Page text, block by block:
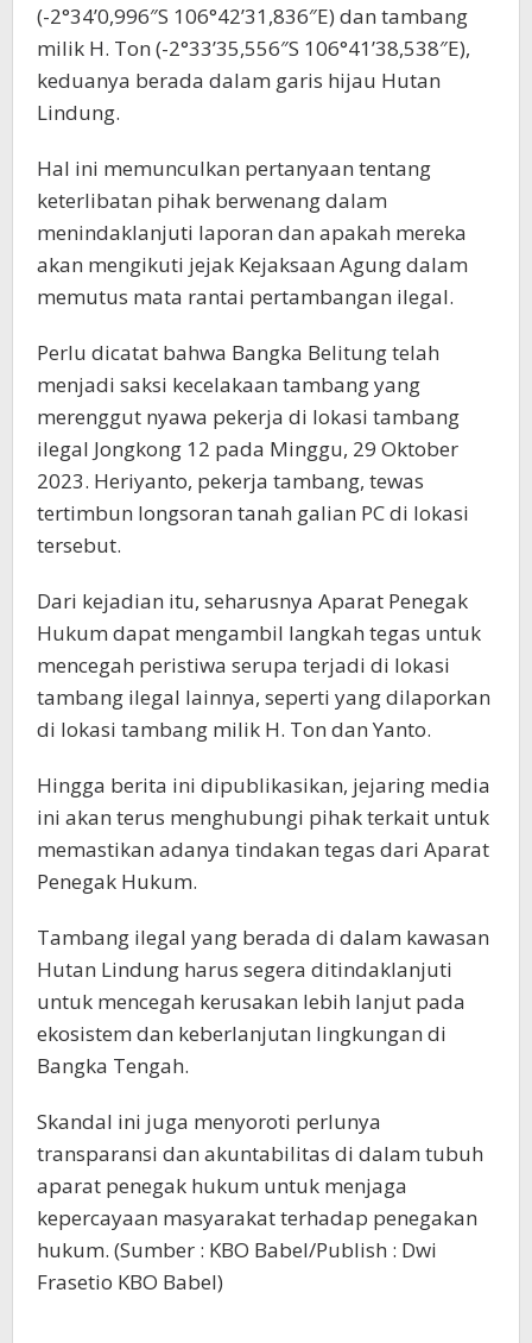
(-2°34’0,996″S 106°42’31,836″E) dan tambang
milik H. Ton (-2°33’35,556″S 106°41’38,538″E),
keduanya berada dalam garis hijau Hutan
Lindung.
Hal ini memunculkan pertanyaan tentang
keterlibatan pihak berwenang dalam
menindaklanjuti laporan dan apakah mereka
akan mengikuti jejak Kejaksaan Agung dalam
memutus mata rantai pertambangan ilegal.
Perlu dicatat bahwa Bangka Belitung telah
menjadi saksi kecelakaan tambang yang
merenggut nyawa pekerja di lokasi tambang
ilegal Jongkong 12 pada Minggu, 29 Oktober
2023. Heriyanto, pekerja tambang, tewas
tertimbun longsoran tanah galian PC di lokasi
tersebut.
Dari kejadian itu, seharusnya Aparat Penegak
Hukum dapat mengambil langkah tegas untuk
mencegah peristiwa serupa terjadi di lokasi
tambang ilegal lainnya, seperti yang dilaporkan
di lokasi tambang milik H. Ton dan Yanto.
Hingga berita ini dipublikasikan, jejaring media
ini akan terus menghubungi pihak terkait untuk
memastikan adanya tindakan tegas dari Aparat
Penegak Hukum.
Tambang ilegal yang berada di dalam kawasan
Hutan Lindung harus segera ditindaklanjuti
untuk mencegah kerusakan lebih lanjut pada
ekosistem dan keberlanjutan lingkungan di
Bangka Tengah.
Skandal ini juga menyoroti perlunya
transparansi dan akuntabilitas di dalam tubuh
aparat penegak hukum untuk menjaga
kepercayaan masyarakat terhadap penegakan
hukum. (Sumber : KBO Babel/Publish : Dwi
Frasetio KBO Babel)